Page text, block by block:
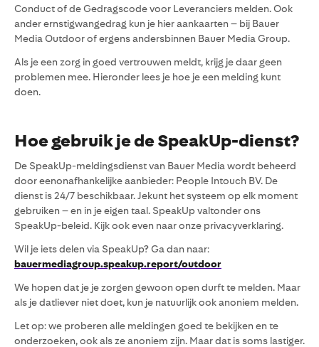
Conduct of de Gedragscode voor Leveranciers melden. Ook
ander ernstigwangedrag kun je hier aankaarten – bij Bauer
Media Outdoor of ergens andersbinnen Bauer Media Group.
Als je een zorg in goed vertrouwen meldt, krijg je daar geen
problemen mee. Hieronder lees je hoe je een melding kunt
doen.
Hoe gebruik je de SpeakUp-dienst?
De SpeakUp-meldingsdienst van Bauer Media wordt beheerd
door eenonafhankelijke aanbieder: People Intouch BV. De
dienst is 24/7 beschikbaar. Jekunt het systeem op elk moment
gebruiken – en in je eigen taal. SpeakUp valtonder ons
SpeakUp-beleid. Kijk ook even naar onze privacyverklaring.
Wil je iets delen via SpeakUp? Ga dan naar:
bauermediagroup.speakup.report/outdoor
We hopen dat je je zorgen gewoon open durft te melden. Maar
als je datliever niet doet, kun je natuurlijk ook anoniem melden.
Let op: we proberen alle meldingen goed te bekijken en te
onderzoeken, ook als ze anoniem zijn. Maar dat is soms lastiger.